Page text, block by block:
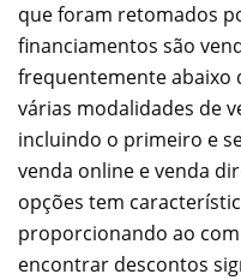
que foram retomados
financiamentos são
frequentemente abaixo
várias modalidades de
incluindo o primeiro e
venda online e venda
opções tem
proporcionando ao
encontrar descontos